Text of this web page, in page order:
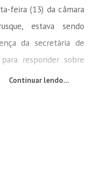
feira (13) da câmara
estava sendo
da secretária de
responder sobre
Continuar lendo...